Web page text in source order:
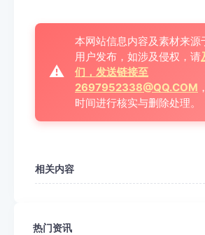
⚠️
本网站信息内容及素材来源
用户发布，如涉及侵权，请
们，发送链接至
2697952338@QQ.COM
时间进行核实与删除处理。
相关内容
热门资讯